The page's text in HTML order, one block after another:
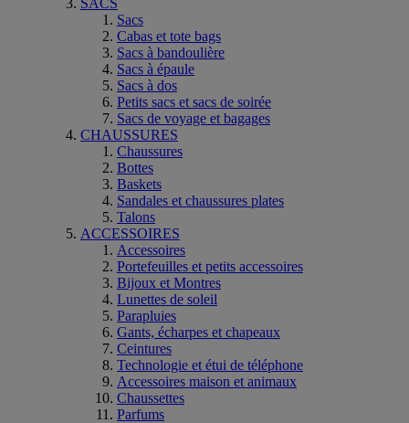
SACS
Sacs
Cabas et tote bags
Sacs à bandoulière
Sacs à épaule
Sacs à dos
Petits sacs et sacs de soirée
Sacs de voyage et bagages
CHAUSSURES
Chaussures
Bottes
Baskets
Sandales et chaussures plates
Talons
ACCESSOIRES
Accessoires
Portefeuilles et petits accessoires
Bijoux et Montres
Lunettes de soleil
Parapluies
Gants, écharpes et chapeaux
Ceintures
Technologie et étui de téléphone
Accessoires maison et animaux
Chaussettes
Parfums